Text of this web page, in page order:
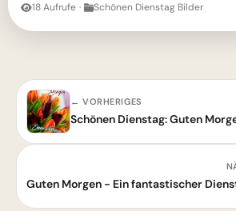
18 Aufrufe · Schönen Dienstag Bilder
← VORHERIGES